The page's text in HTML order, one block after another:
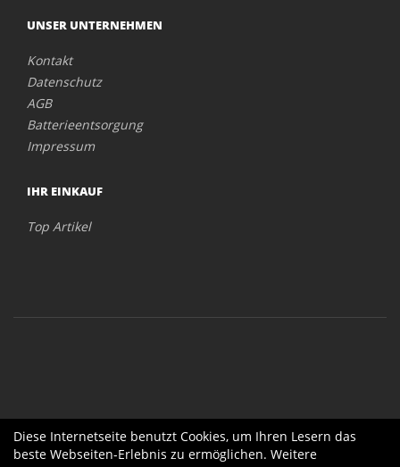
UNSER UNTERNEHMEN
Kontakt
Datenschutz
AGB
Batterieentsorgung
Impressum
IHR EINKAUF
Top Artikel
Diese Internetseite benutzt Cookies, um Ihren Lesern das
beste Webseiten-Erlebnis zu ermöglichen. Weitere